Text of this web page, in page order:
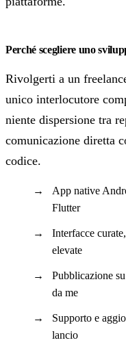
Perché scegliere uno
Rivolgerti a un
unico interlocutore
niente dispersione tra
comunicazione diretta
codice.
App native
Flutter
Interfacce
elevate
Pubblicazione
da me
Supporto e
lancio